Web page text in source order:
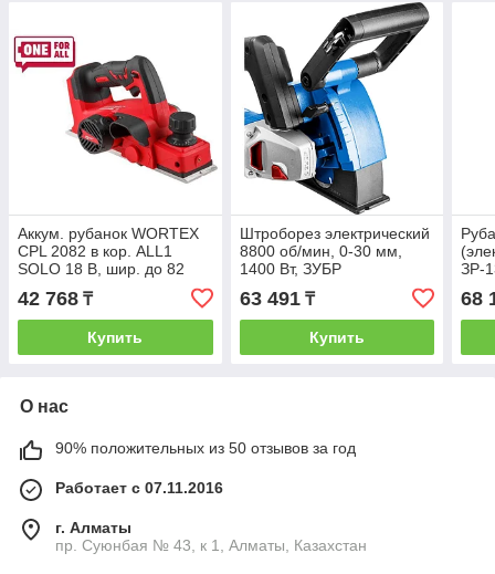
Аккум. рубанок WORTEX
CPL 2082 в кор. ALL1
SOLO 18 В, шир. до 82
мм, глуб. до 2 мм (15.000
об/мин; ширина: 82
42 768 ₸
Купить
Штроборез электрический
8800 об/мин, 0-30 мм,
1400 Вт, ЗУБР
63 491₸
Купить
ЗР-
68
О нас
90% положительных из 50 отзывов за год
Работает с 07.11.2016
г. Алматы
пр. Суюнбая № 43, к 1, Алматы, Казахстан